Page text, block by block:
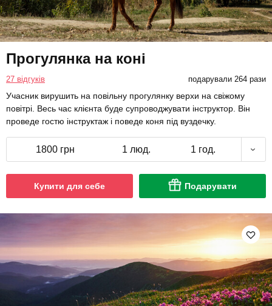
Прогулянка на коні
27 відгуків подарували 264 рази
Учасник вирушить на повільну прогулянку верхи на свіжому
повітрі. Весь час клієнта буде супроводжувати інструктор. Він
проведе гостю інструктаж і поведе коня під вуздечку.
1800 грн 1 люд. 1 год.
Купити для себе Подарувати